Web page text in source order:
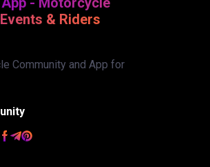
& Riders
Community and App for